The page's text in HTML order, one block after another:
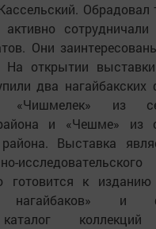
Обрадовал
активно
Они
На открытии
два нагайбакских
«Чишмелек» из
района и «Чешме» из
района. Выставка
готовится к
нагайбаков» и
коллекций